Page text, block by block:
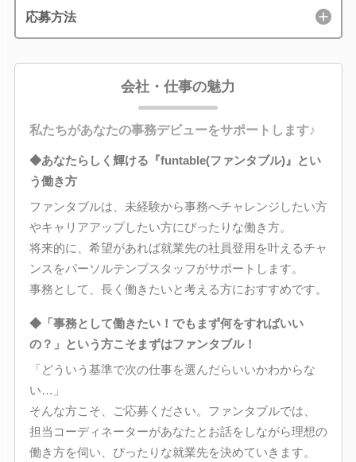
応募方法
会社・仕事の魅力
私たちがあなたの事務デビューをサポートします♪
◆あなたらしく輝ける『funtable(ファンタブル)』とい
う働き方
ファンタブルは、未経験から事務へチャレンジしたい方
やキャリアアップしたい方にぴったりな働き方。
将来的に、希望があれば就業先の社員登用を叶えるチャ
ンスをパーソルテンプスタッフがサポートします。
事務として、長く働きたいと考える方におすすめです。
◆「事務として働きたい！でもまず何をすればいい
の？」という方こそまずはファンタブル！
「どういう基準で次の仕事を選んだらいいかわからな
い…」
そんな方こそ、ご応募ください。ファンタブルでは、
担当コーディネーターがあなたとお話をしながら理想の
働き方を伺い、ぴったりな就業先を決めていきます。